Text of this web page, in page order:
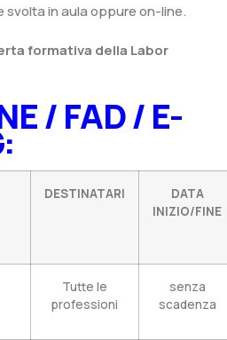
svolta in aula oppure on-line.
formativa della Labor
/ FAD / E-
DESTINATARI
DATA
INIZIO/FINE
Tutte le
professioni
senza
scadenza